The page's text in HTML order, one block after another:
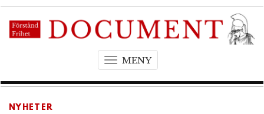
MENYT
g
NYHETER